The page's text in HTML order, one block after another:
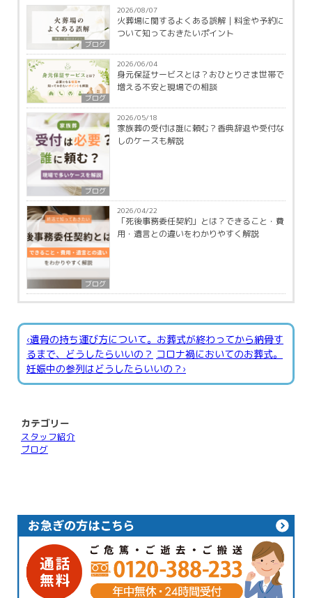
ブログ
2026/08/07
火葬場に関するよくある誤解｜料金や予約に
ついて知っておきたいポイント
ブログ
2026/06/04
身元保証サービスとは？おひとりさま世帯で
増える不安と現場での相談
ブログ
2026/05/18
家族葬の受付は誰に頼む？香典辞退や受付な
しのケースも解説
ブログ
2026/04/22
「死後事務委任契約」とは？できること・費
用・遺言との違いをわかりやすく解説
‹遺骨の持ち運び方について。お葬式が終わってから納骨す
るまで、どうしたらいいの？ コロナ禍においてのお葬式。
妊娠中の参列はどうしたらいいの？›
カテゴリー
スタッフ紹介
ブログ